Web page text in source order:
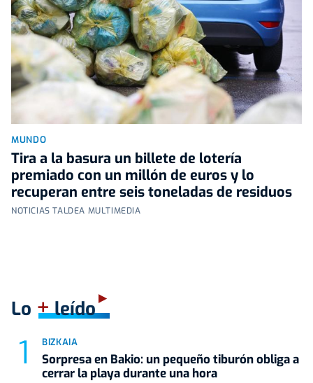
MUNDO
Tira a la basura un billete de lotería
premiado con un millón de euros y lo
recuperan entre seis toneladas de residuos
NOTICIAS TALDEA MULTIMEDIA
Lo +leído
BIZKAIA
Sorpresa en Bakio: un pequeño tiburón obliga a
cerrar la playa durante una hora